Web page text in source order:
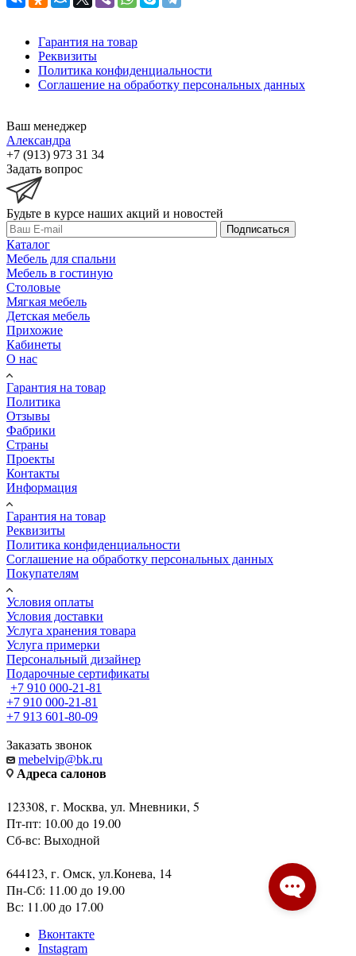
Гарантия на товар
Реквизиты
Политика конфиденциальности
Соглашение на обработку персональных данных
Ваш менеджер
Александра
+7 (913) 973 31 34
Задать вопрос
Будьте в курсе наших акций и новостей
Подписаться
Каталог
Мебель для спальни
Мебель в гостиную
Столовые
Мягкая мебель
Детская мебель
Прихожие
Кабинеты
О нас
Гарантия на товар
Политика
Отзывы
Фабрики
Страны
Проекты
Контакты
Информация
Гарантия на товар
Реквизиты
Политика конфиденциальности
Соглашение на обработку персональных данных
Покупателям
Условия оплаты
Условия доставки
Услуга хранения товара
Услуга примерки
Персональный дизайнер
Подарочные сертификаты
+7 910 000-21-81
+7 910 000-21-81
+7 913 601-80-09
Заказать звонок
mebelvip@bk.ru
Адреса салонов
123308, г. Москва, ул. Мневники, 5
Пт-пт: 10.00 до 19.00
Сб-вс: Выходной
644123, г. Омск, ул.Конева, 14
Пн-Сб: 11.00 до 19.00
Вс: 11.00 до 17.00
Вконтакте
Instagram